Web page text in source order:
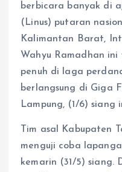
berbicara banyak di
(Linus) putaran
Kalimantan Barat,
Wahyu Ramadhan ini
penuh di laga
berlangsung di Giga
Lampung, (1/6) siang
Tim asal Kabupaten
menguji coba
kemarin (31/5) siang.